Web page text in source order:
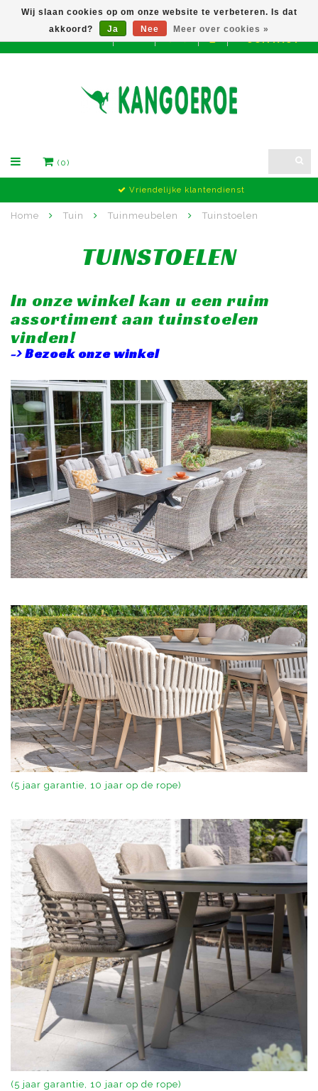
EUR CONTACT
(0)
Vriendelijke klantendienst
Home Tuin Tuinmeubelen Tuinstoelen
TUINSTOELEN
In onze winkel kan u een ruim
assortiment aan tuinstoelen
vinden!
-> Bezoek onze winkel
(5 jaar garantie, 10 jaar op de rope)
(5 jaar garantie, 10 jaar op de rope)
Wij slaan cookies op om onze website te verbeteren. Is dat
akkoord?
Ja Nee Meer over cookies »